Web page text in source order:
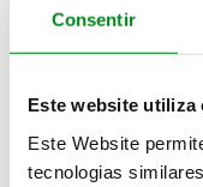
Consentir
Este website utiliza
Este Website
tecnologias